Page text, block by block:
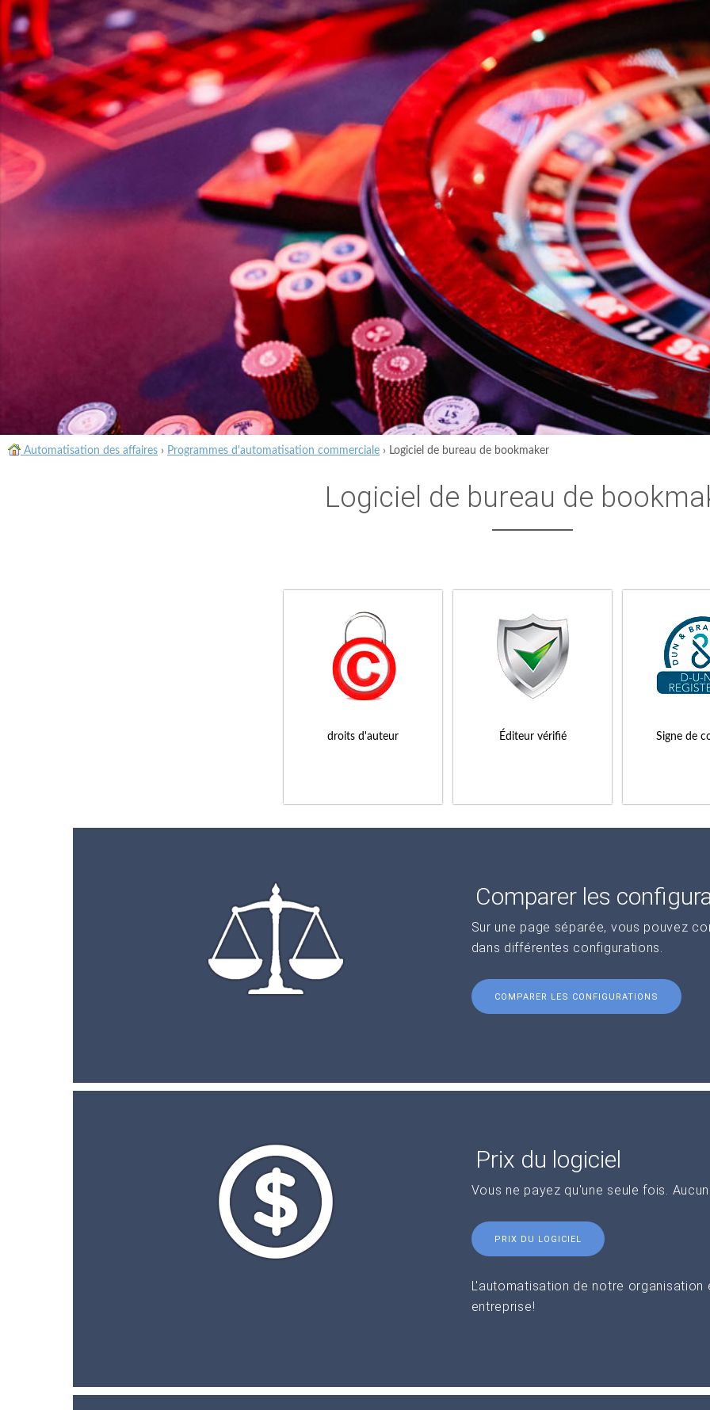
Automatisation des affaires › Programmes d'automatisation commerciale › Logiciel de bureau de bookmaker
Logiciel de bureau de
droits d'auteur Éditeur vérifié Signe de
Comparer les
Sur une page séparée, vous pouvez
dans différentes configurations.
COMPARER LES CONFIGURATIONS
Prix du logiciel
Vous ne payez qu'une seule fois.
PRIX DU LOGICIEL
L'automatisation de notre
entreprise!